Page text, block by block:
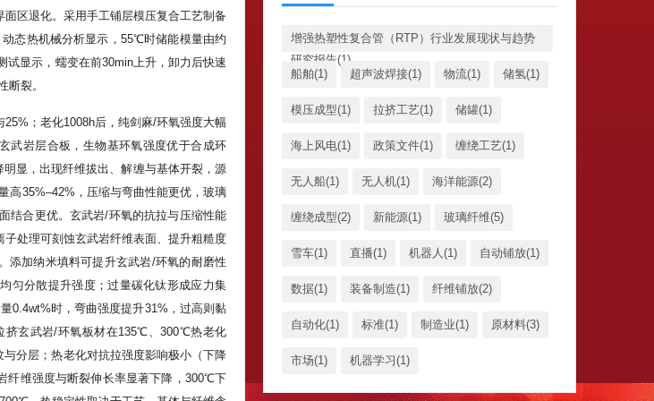
区退化。采用手工铺层模压复合工艺制备
态热机械分析显示，55℃时储能模量由约
显示，蠕变在前30min上升，卸力后快速
断裂。
；老化1008h后，纯剑麻/环氧强度大幅
武岩层合板，生物基环氧强度优于合成环
显，出现纤维拔出、解缠与基体开裂，源
高35%–42%，压缩与弯曲性能更优，玻璃
结合更优。玄武岩/环氧的抗拉与压缩性能
处理可刻蚀玄武岩纤维表面、提升粗糙度
添加纳米填料可提升玄武岩/环氧的耐磨性
匀分散提升强度；过量碳化钛形成应力集
0.4wt%时，弯曲强度提升31%，过高则黏
挤玄武岩/环氧板材在135℃、300℃热老化
分层；热老化对抗拉强度影响极小（下降
纤维强度与断裂伸长率显著下降，300℃下
增强热塑性复合管（RTP）行业发展现状与趋势
研究报告(1)
船舶(1)
超声波焊接(1) 物流(1) 储氢(1)
模压成型(1) 拉挤工艺(1) 储罐(1)
海上风电(1) 政策文件(1) 缠绕工艺(1)
无人船(1) 无人机(1) 海洋能源(2)
缠绕成型(2) 新能源(1) 玻璃纤维(5)
雪车(1) 直播(1) 机器人(1) 自动铺放(1)
数据(1) 装备制造(1) 纤维铺放(2)
自动化(1) 标准(1) 制造业(1) 原材料(3)
市场(1) 机器学习(1)